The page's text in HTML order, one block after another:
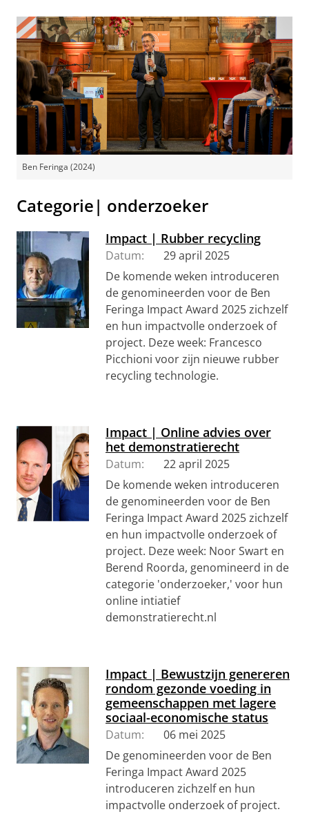
Ben Feringa (2024)
Categorie| onderzoeker
Impact | Rubber recycling
Datum:
29 april 2025
De komende weken introduceren
de genomineerden voor de Ben
Feringa Impact Award 2025 zichzelf
en hun impactvolle onderzoek of
project. Deze week: Francesco
Picchioni voor zijn nieuwe rubber
recycling technologie.
Impact | Online advies over
het demonstratierecht
Datum:
22 april 2025
De komende weken introduceren
de genomineerden voor de Ben
Feringa Impact Award 2025 zichzelf
en hun impactvolle onderzoek of
project. Deze week: Noor Swart en
Berend Roorda, genomineerd in de
categorie 'onderzoeker,' voor hun
online intiatief
demonstratierecht.nl
Impact | Bewustzijn genereren
rondom gezonde voeding in
gemeenschappen met lagere
sociaal-economische status
Datum:
06 mei 2025
De genomineerden voor de Ben
Feringa Impact Award 2025
introduceren zichzelf en hun
impactvolle onderzoek of project.